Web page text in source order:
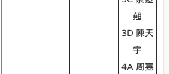
翹
3D 陳天
宇
4A 周嘉